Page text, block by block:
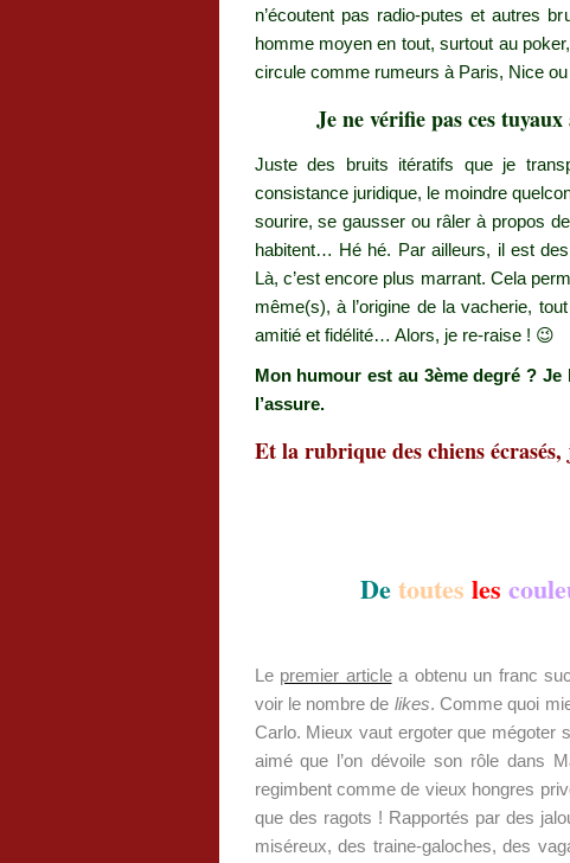
n’écoutent pas radio-putes et autres
homme moyen en tout, surtout au
circule comme rumeurs à Paris, Nice
Je ne vérifie pas ces
Juste des bruits itératifs que je
consistance juridique, le moindre
sourire, se gausser ou râler à propos
habitent… Hé hé. Par ailleurs, il est
Là, c’est encore plus marrant. Cela
même(s), à l’origine de la vacherie,
amitié et fidélité… Alors, je re-raise ! 😉
Mon humour est au 3ème degré ?
l’assure.
Et la rubrique des chiens
Detoutes les
Le premier articlea obtenu un franc
voir le nombre de likes. Comme quoi
Carlo. Mieux vaut ergoter que mégoter
aimé que l’on dévoile son rôle dans
regimbent comme de vieux hongres
que des ragots ! Rapportés par des
miséreux, des traine-galoches, des